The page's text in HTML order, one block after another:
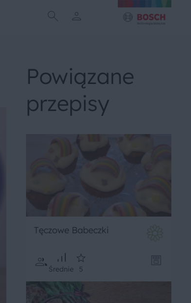
Powiązane
przepisy
Tęczowe Babeczki
Średnie 5